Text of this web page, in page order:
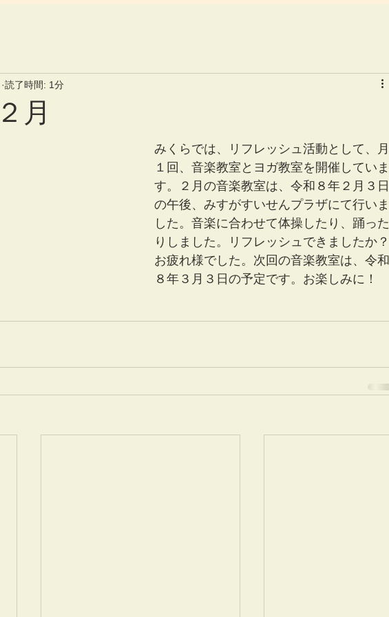
月
読了時間: 1分
みくらでは、リフレッシュ活動として、月
１回、音楽教室とヨガ教室を開催していま
す。２月の音楽教室は、令和８年２月３日
の午後、みすがすいせんプラザにて行いま
した。音楽に合わせて体操したり、踊った
りしました。リフレッシュできましたか？
お疲れ様でした。次回の音楽教室は、令和
８年３月３日の予定です。お楽しみに！